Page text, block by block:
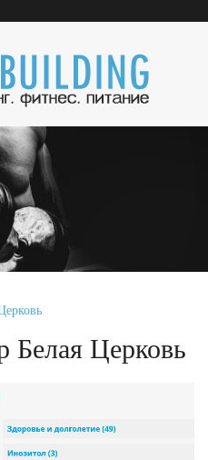
Белая Церковь